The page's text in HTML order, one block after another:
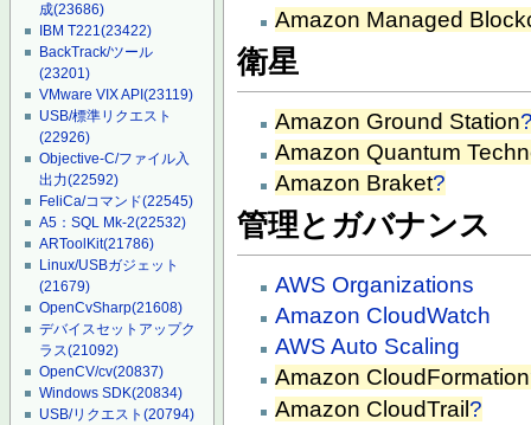
成(23686)
IBM T221(23422)
BackTrack/ツール
(23201)
VMware VIX API(23119)
USB/標準リクエスト
(22926)
Objective-C/ファイル入
出力(22592)
FeliCa/コマンド(22545)
A5：SQL Mk-2(22532)
ARToolKit(21786)
Linux/USBガジェット
(21679)
OpenCvSharp(21608)
デバイスセットアップク
ラス(21092)
OpenCV/cv(20837)
Windows SDK(20834)
USB/リクエスト(20794)
Amazon Managed
衛星
Amazon Ground Station
Amazon Quantum
Amazon Braket?
管理とガバナンス
AWS Organizations
Amazon CloudWatch
AWS Auto Scaling
Amazon CloudFormation
Amazon CloudTrail?